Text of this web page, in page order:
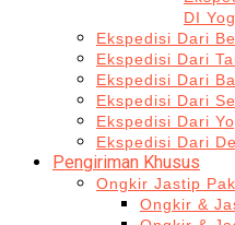
DI
Ekspedisi Dari
Ekspedisi Dari
Ekspedisi Dari
Ekspedisi Dari
Ekspedisi Dari
Ekspedisi Dari
Pengiriman Khusus
Ongkir Jastip
Ongkir &